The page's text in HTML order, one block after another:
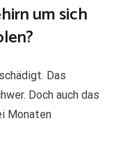
um sich
Das
Doch auch das
Monaten